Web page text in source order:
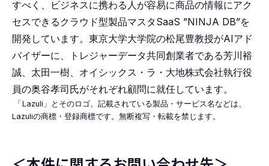
すべく、ビジネスに携わる人が容易に商品の情報にアク
セスできるクラウド型製品マスタSaaS ”NINJA DB”を
開発しています。東京大学大学院の松尾豊教授がAIアド
バイザーに、トレジャーデータ共同創業者である芳川裕
誠、太田一樹、オイシックス・ラ・大地株式会社執行役
員の奥谷孝司氏がそれぞれ顧問に就任しています。
「Lazuli」とそのロゴ、記載されている製品・サービス名などは、
Lazuliの商標・登録商標です。無断複写・転載を禁じます。